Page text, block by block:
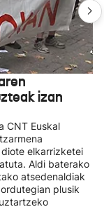
izan
CNT Euskal
elkarrizketei
Aldi baterako
atsedenaldiak
plusik